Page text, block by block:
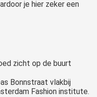
je hier zeker een
zicht op de buurt
Bonnstraat vlakbij
Fashion institute.